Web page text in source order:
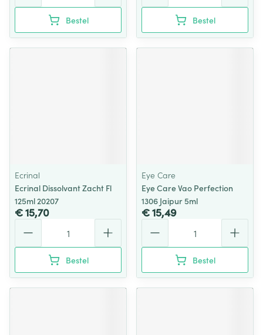
Bestel Bestel
Ecrinal
Ecrinal Dissolvant Zacht Fl
125ml 20207
€ 15,70
Bestel
Eye Care
Eye Care Vao Perfection
1306 Jaipur 5ml
€ 15,49
Bestel